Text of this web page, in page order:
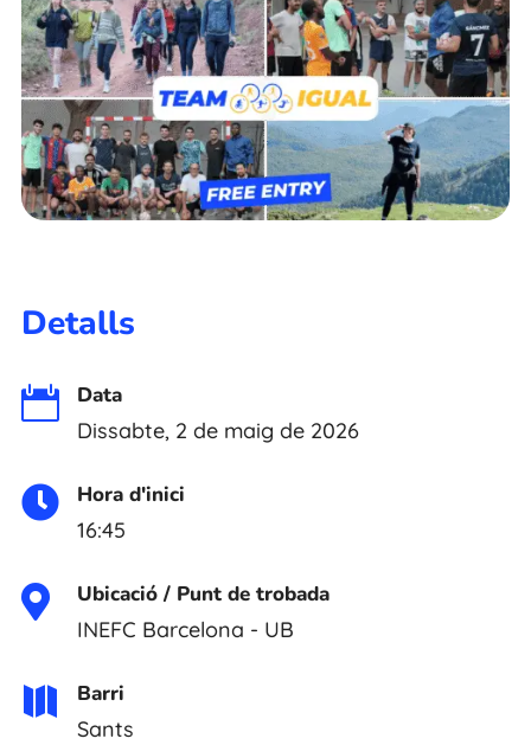
Detalls

Data
Dissabte, 2 de maig de 2026

Hora d'inici
16:45

Ubicació / Punt de trobada
INEFC Barcelona - UB

Barri
Sants